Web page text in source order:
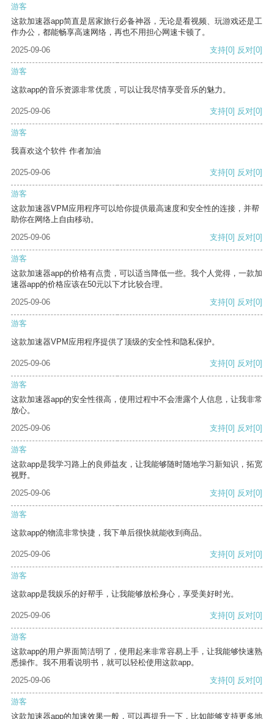
游客
这款加速器app简直是居家旅行必备神器，无论是看视频、玩游戏还是工
作办公，都能畅享高速网络，再也不用担心网速卡顿了。
2025-09-06
支持[0] 反对[0]
游客
这款app的音乐资源非常优质，可以让我尽情享受音乐的魅力。
2025-09-06 支持[0] 反对[0]
游客
我喜欢这个软件 作者加油
2025-09-06 支持[0] 反对[0]
游客
这款加速器VPM应用程序可以给你提供最高速度和安全性的连接，并帮
助你在网络上自由移动。
2025-09-06
支持[0] 反对[0]
游客
这款加速器app的价格有点贵，可以适当降低一些。我个人觉得，一款加
速器app的价格应该在50元以下才比较合理。
2025-09-06
支持[0] 反对[0]
游客
这款加速器VPM应用程序提供了顶级的安全性和隐私保护。
2025-09-06 支持[0] 反对[0]
游客
这款加速器app的安全性很高，使用过程中不会泄露个人信息，让我非常
放心。
2025-09-06
支持[0] 反对[0]
游客
这款app是我学习路上的良师益友，让我能够随时随地学习新知识，拓宽
视野。
2025-09-06
支持[0] 反对[0]
游客
这款app的物流非常快捷，我下单后很快就能收到商品。
2025-09-06 支持[0] 反对[0]
游客
这款app是我娱乐的好帮手，让我能够放松身心，享受美好时光。
2025-09-06 支持[0] 反对[0]
游客
这款app的用户界面简洁明了，使用起来非常容易上手，让我能够快速熟
悉操作。我不用看说明书，就可以轻松使用这款app。
2025-09-06
支持[0] 反对[0]
游客
这款加速器app的加速效果一般，可以再提升一下，比如能够支持更多地